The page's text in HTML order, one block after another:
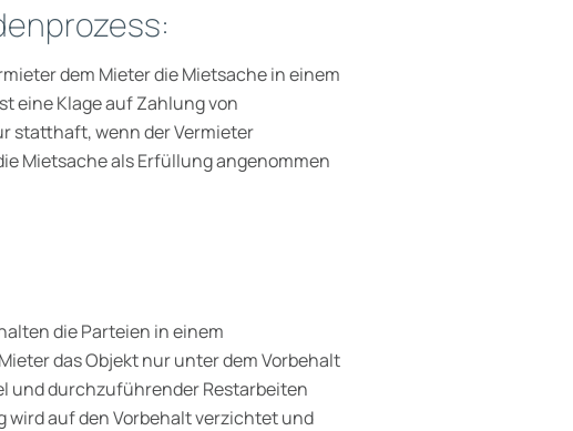
dem Mieter die Mietsache in einem
eine Klage auf Zahlung von
statthaft, wenn der Vermieter
Mietsache als Erfüllung angenommen
die Parteien in einem
das Objekt nur unter dem Vorbehalt
und durchzuführender Restarbeiten
wird auf den Vorbehalt verzichtet und